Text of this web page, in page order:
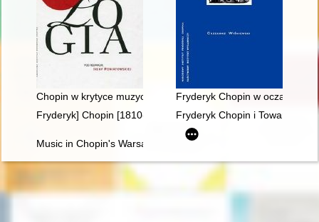
Chopin w krytyce muzycznej (1918-1939). Antologia
Fryderyk Chopin w oczach
Fryderyk] Chopin [1810-1849]. Człowiek, dzieło, rezonans
Fryderyk Chopin i
Music in Chopin's Warsaw